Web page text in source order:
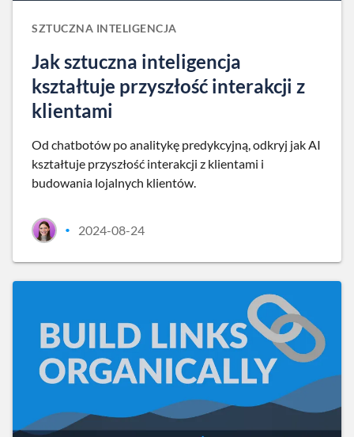
SZTUCZNA INTELIGENCJA
Jak sztuczna inteligencja
kształtuje przyszłość interakcji z
klientami
Od chatbotów po analitykę predykcyjną, odkryj jak AI
kształtuje przyszłość interakcji z klientami i
budowania lojalnych klientów.
• 2024-08-24